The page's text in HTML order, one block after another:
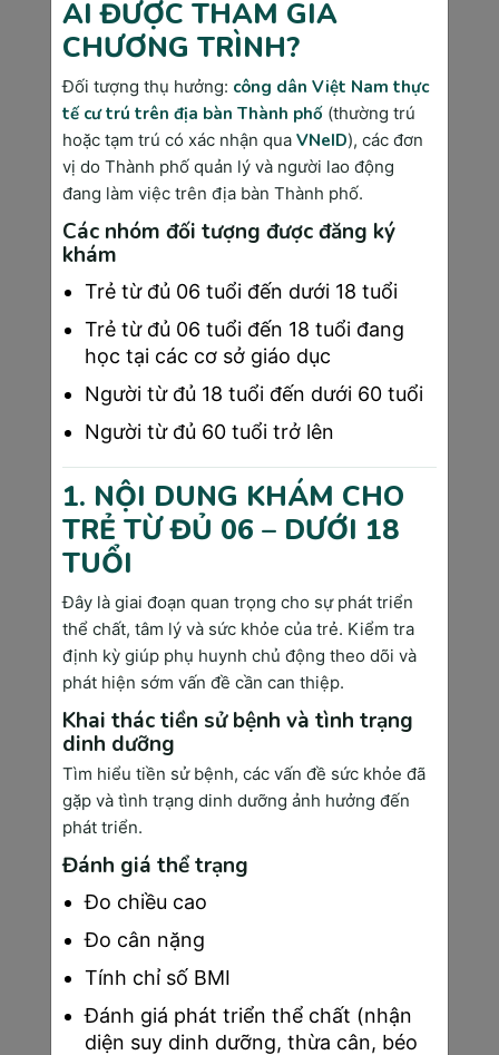
Xét nghiệm miễn dịch giúp phát hiện kịp thời các
Hiện nay, những bệnh lý như giang mai, rubella,
toxoplasma, CMV,..  dễ gây ra các hệ quả tăng
nguy cơ bé dị tật trong bụng mẹ, biến chứng thai
hiện xét nghiệm máu tìm kháng nguyên bệnh
nhiễm trùng từ mẹ. Loại xét nghiệm này giúp xác
định tình trạng, khả năng miễn dịch của người mẹ,
phân biệt nhiễm trùng cấp trong hoặc trước thai kỳ.
Phân tích nước tiểu
Qua mỗi mốc khám thai định kỳ, các mẹ bầu cần
thực hiện xét nghiệm tổng phân tích nước tiểu. Việc
xét nghiệm nước tiểu giúp mẹ bầu kịp thời phát
hiện các bệnh về thận, nhiễm trùng đường tiết niệu,
có thể sàng lọc nguy cơ tiền sản giật và bệnh lý
tiểu đường thai kỳ trước 28 tuần.
>>> Bạn có thể xem thêm:
Nghiệm pháp dung nạp đường
Loại xét nghiệm pháp dung nạp đường cần được
AI ĐƯỢC THAM GIA
CHƯƠNG TRÌNH?
Đối tượng thụ hưởng: công dân Việt Nam thực
tế cư trú trên địa bàn Thành phố(thường trú
hoặc tạm trú có xác nhận qua VNeID), các đơn
vị do Thành phố quản lý và người lao động
đang làm việc trên địa bàn Thành phố.
Các nhóm đối tượng được đăng ký
khám
Trẻ từ đủ 06 tuổi đến dưới 18 tuổi
Trẻ từ đủ 06 tuổi đến 18 tuổi đang
học tại các cơ sở giáo dục
Người từ đủ 18 tuổi đến dưới 60 tuổi
Người từ đủ 60 tuổi trở lên
1. NỘI DUNG KHÁM CHO
TRẺ TỪ ĐỦ 06 – DƯỚI 18
TUỔI
Đây là giai đoạn quan trọng cho sự phát triển
thể chất, tâm lý và sức khỏe của trẻ. Kiểm tra
định kỳ giúp phụ huynh chủ động theo dõi và
phát hiện sớm vấn đề cần can thiệp.
Khai thác tiền sử bệnh và tình trạng
dinh dưỡng
Tìm hiểu tiền sử bệnh, các vấn đề sức khỏe đã
gặp và tình trạng dinh dưỡng ảnh hưởng đến
phát triển.
Đánh giá thể trạng
Đo chiều cao
Đo cân nặng
Tính chỉ số BMI
Đánh giá phát triển thể chất (nhận
diện suy dinh dưỡng, thừa cân, béo